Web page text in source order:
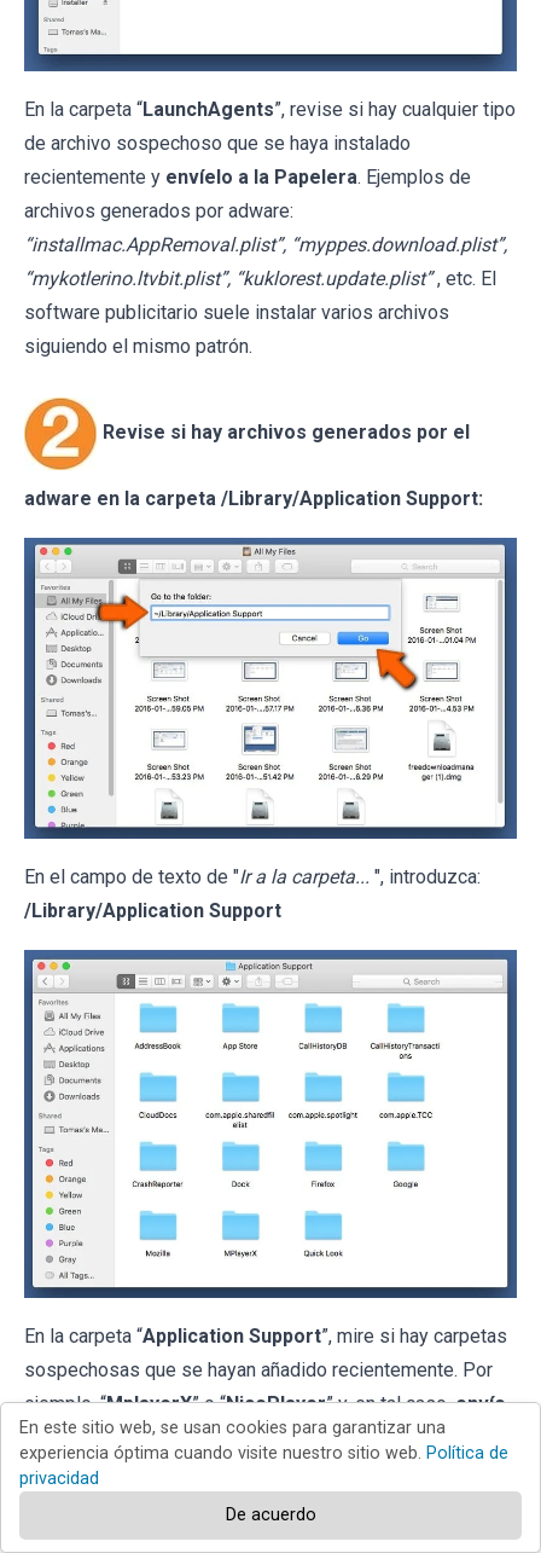
En la carpeta “LaunchAgents”, revise si hay cualquier tipo
de archivo sospechoso que se haya instalado
recientemente y envíelo a la Papelera. Ejemplos de
archivos generados por adware:
“installmac.AppRemoval.plist”, “myppes.download.plist”,
“mykotlerino.ltvbit.plist”, “kuklorest.update.plist” , etc. El
software publicitario suele instalar varios archivos
siguiendo el mismo patrón.
Revise si hay archivos generados por el
adware en la carpeta /Library/Application Support:
En el campo de texto de "Ir a la carpeta... ", introduzca:
/Library/Application Support
En la carpeta “Application Support”, mire si hay carpetas
sospechosas que se hayan añadido recientemente. Por
ejemplo, “MplayerX” o “NicePlayer” y, en tal caso,envíe
esas carpetas a la Papelera.
Revise si hay archivos vinculados al
En este sitio web, se usan cookies para garantizar una
experiencia óptima cuando visite nuestro sitio web. Política de
privacidad
De acuerdo